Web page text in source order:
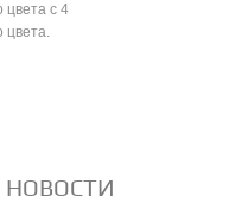
цвета с 4
цвета.